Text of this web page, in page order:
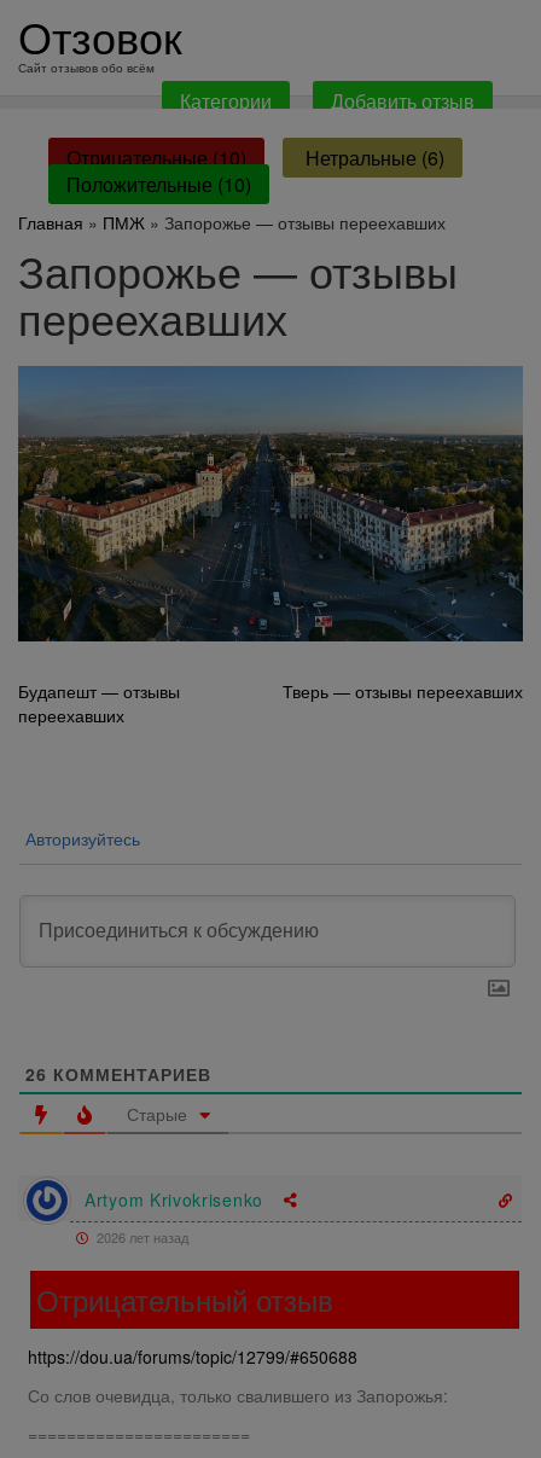
содержанию
Отзовок
Сайт отзывов обо всём
Категории Добавить отзыв
Отрицательные (10)
Нетральные (6)
Положительные (10)
Главная » ПМЖ » Запорожье — отзывы переехавших
Запорожье — отзывы
переехавших
Навигация
по
Будапешт — отзывы
переехавших
Тверь — отзывы переехавших
Авторизуйтесь
26 КОММЕНТАРИЕВ
Старые
Artyom Krivokrisenko
2026 лет назад
Отрицательный отзыв
https://dou.ua/forums/topic/12799/#650688
Со слов очевидца, только свалившего из Запорожья:
=======================